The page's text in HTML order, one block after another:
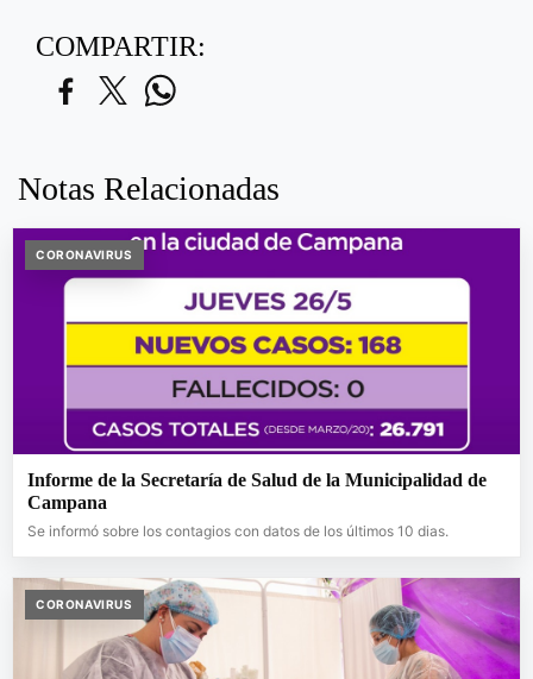
COMPARTIR:
Notas Relacionadas
CORONAVIRUS
Informe de la Secretaría de Salud de la Municipalidad de
Campana
Se informó sobre los contagios con datos de los últimos 10 dias.
CORONAVIRUS